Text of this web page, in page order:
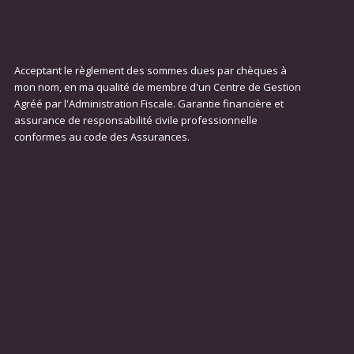
Acceptant le règlement des sommes dues par chèques à
mon nom, en ma qualité de membre d'un Centre de Gestion
Agréé par l'Administration Fiscale. Garantie financière et
assurance de responsabilité civile professionnelle
conformes au code des Assurances.